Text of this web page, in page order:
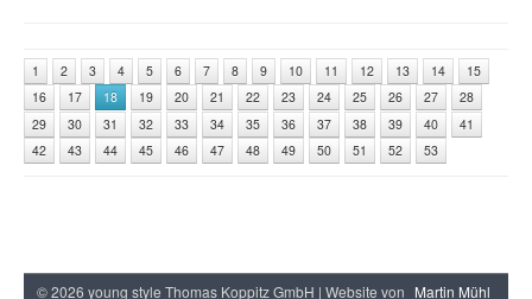
1 2 3 4 5 6 7 8 9 10 11 12 13 14
15
16
17 18 19 20 21 22 23 24 25 26 27
28
29
30 31 32 33 34 35 36 37 38 39 40
41
42
43 44 45 46 47 48 49 50 51 52 53
© 2026 young style Thomas Koppitz GmbH | Website von Martin Mühl